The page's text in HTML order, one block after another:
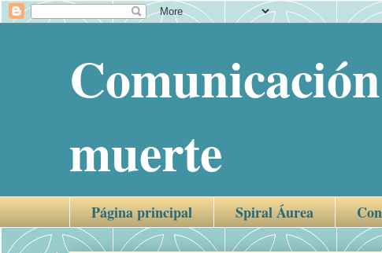
muerte
Página principal Spiral Áurea